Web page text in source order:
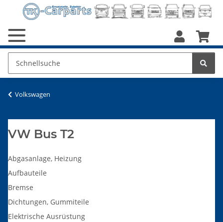
Volkswagen
VW Bus T2
Abgasanlage, Heizung
Aufbauteile
Bremse
Dichtungen, Gummiteile
Elektrische Ausrüstung